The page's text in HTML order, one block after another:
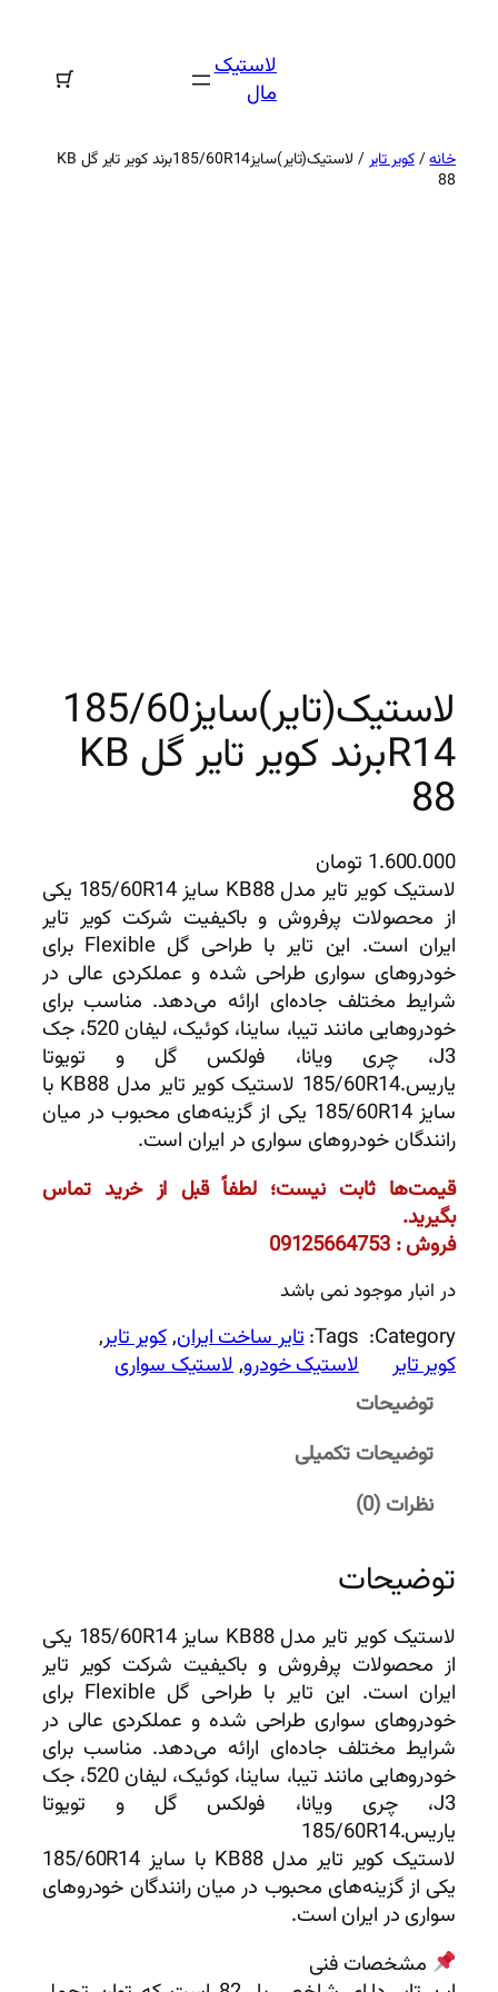
لاستیک
مال
خانه/کویر تایر
/ لاستیک(تایر)سایز185/60R14برند کویر تایر گل KB
88
لاستیک(تایر)سایز185/60
R14برند کویر تایر گل KB
88
1.600.000 تومان
لاستیک کویر تایر مدل KB88 سایز 185/60R14 یکی
از محصولات پرفروش و باکیفیت شرکت کویر تایر
ایران است. این تایر با طراحی گل Flexible برای
خودروهای سواری طراحی شده و عملکردی عالی در
شرایط مختلف جاده‌ای ارائه می‌دهد. مناسب برای
خودروهایی مانند تیبا، ساینا، کوئیک، لیفان 520، جک
J3، چری ویانا، فولکس گل و تویوتا
یاریس.185/60R14 لاستیک کویر تایر مدل KB88 با
سایز 185/60R14 یکی از گزینه‌های محبوب در میان
رانندگان خودروهای سواری در ایران است.
قیمت‌ها ثابت نیست؛ لطفاً قبل از خرید تماس
بگیرید.
فروش : 09125664753
در انبار موجود نمی باشد
Category:
کویر تایر
Tags: تایر ساخت ایران, کویر تایر,
لاستیک خودرو, لاستیک سواری
توضیحات
توضیحات تکمیلی
نظرات (0)
توضیحات
لاستیک کویر تایر مدل KB88 سایز 185/60R14 یکی
از محصولات پرفروش و باکیفیت شرکت کویر تایر
ایران است. این تایر با طراحی گل Flexible برای
خودروهای سواری طراحی شده و عملکردی عالی در
شرایط مختلف جاده‌ای ارائه می‌دهد. مناسب برای
خودروهایی مانند تیبا، ساینا، کوئیک، لیفان 520، جک
J3، چری ویانا، فولکس گل و تویوتا
یاریس.185/60R14
لاستیک کویر تایر مدل KB88 با سایز 185/60R14
یکی از گزینه‌های محبوب در میان رانندگان خودروهای
سواری در ایران است.
مشخصات فنی